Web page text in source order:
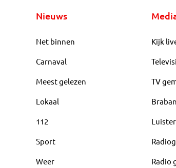
Nieuws
Net binnen
Carnaval
Meest gelezen
Lokaal
112
Sport
Weer
Kijk
TV
Radio